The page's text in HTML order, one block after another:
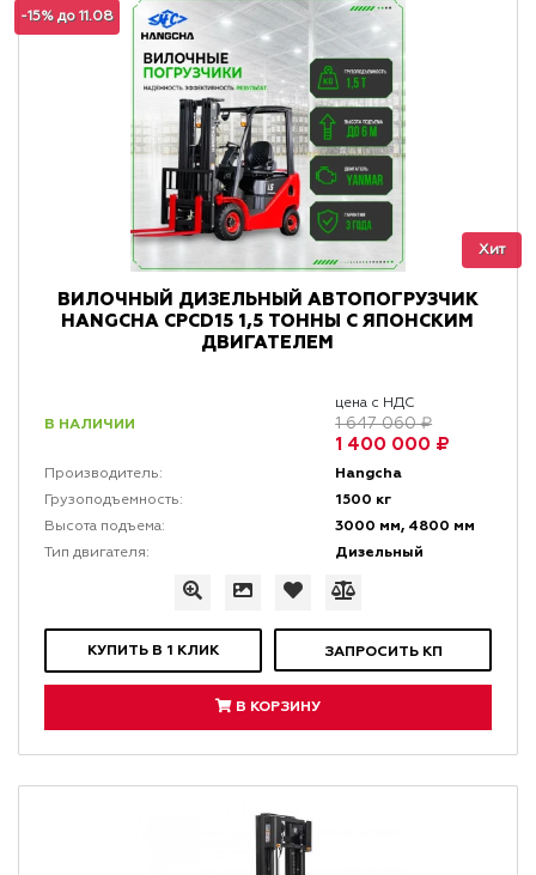
Хит
-15% до 11.08
ВИЛОЧНЫЙ ДИЗЕЛЬНЫЙ АВТОПОГРУЗЧИК
HANGCHA CPCD15 1,5 ТОННЫ С ЯПОНСКИМ
ДВИГАТЕЛЕМ
В НАЛИЧИИ
цена с НДС
1 647 060 ₽
1 400 000 ₽
Производитель: Hangcha
Грузоподъемность: 1500 кг
Высота подъема: 3000 мм, 4800 мм
Тип двигателя: Дизельный
КУПИТЬ В 1 КЛИК ЗАПРОСИТЬ КП
В КОРЗИНУ